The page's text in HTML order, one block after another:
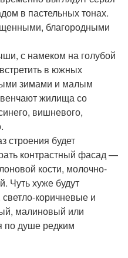
в пастельных тонах.
благородными
с намеком на голубой
в южных
зимами и малым
жилища со
вишневого,
строения будет
контрастный фасад —
кости, молочно-
Чуть хуже будут
коричневые и
малиновый или
по душе редким